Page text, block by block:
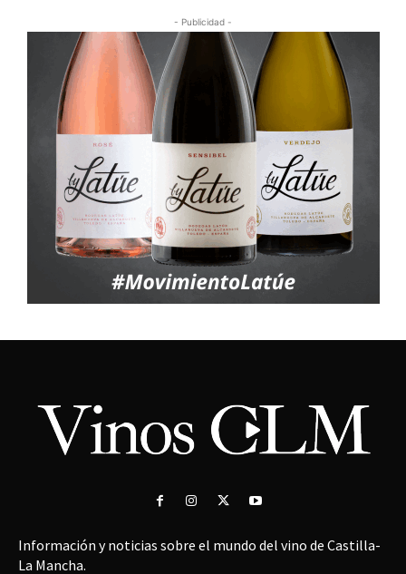
- Publicidad -
Información y noticias sobre el mundo del vino de Castilla-
La Mancha.